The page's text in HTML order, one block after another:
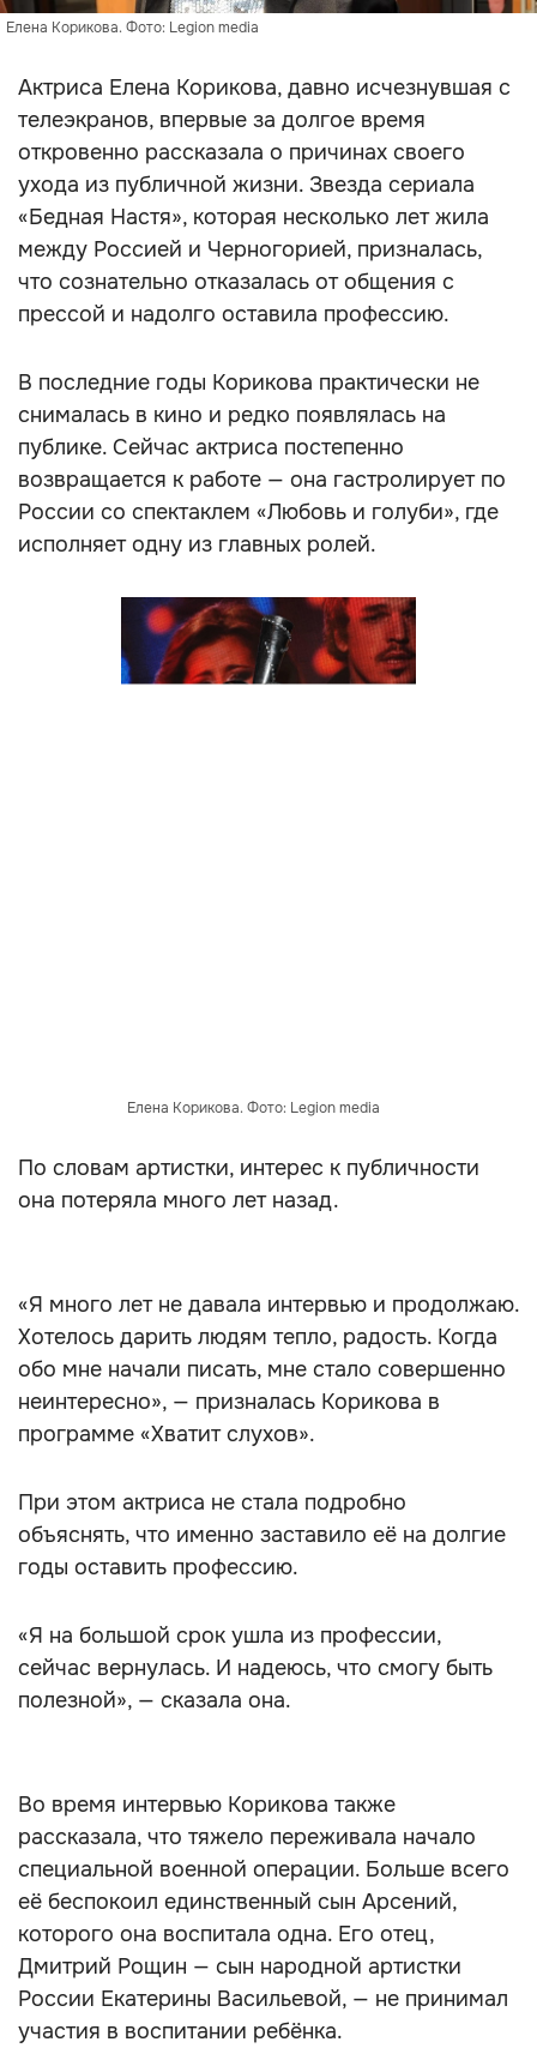
Елена Корикова. Фото: Legion media
Актриса Елена Корикова, давно исчезнувшая с
телеэкранов, впервые за долгое время
откровенно рассказала о причинах своего
ухода из публичной жизни. Звезда сериала
«Бедная Настя», которая несколько лет жила
между Россией и Черногорией, призналась,
что сознательно отказалась от общения с
прессой и надолго оставила профессию.
В последние годы Корикова практически не
снималась в кино и редко появлялась на
публике. Сейчас актриса постепенно
возвращается к работе — она гастролирует по
России со спектаклем «Любовь и голуби», где
исполняет одну из главных ролей.
Елена Корикова. Фото: Legion media
По словам артистки, интерес к публичности
она потеряла много лет назад.
«Я много лет не давала интервью и продолжаю.
Хотелось дарить людям тепло, радость. Когда
обо мне начали писать, мне стало совершенно
неинтересно», — призналась Корикова в
программе «Хватит слухов».
При этом актриса не стала подробно
объяснять, что именно заставило её на долгие
годы оставить профессию.
«Я на большой срок ушла из профессии,
сейчас вернулась. И надеюсь, что смогу быть
полезной», — сказала она.
Во время интервью Корикова также
рассказала, что тяжело переживала начало
специальной военной операции. Больше всего
её беспокоил единственный сын Арсений,
которого она воспитала одна. Его отец,
Дмитрий Рощин — сын народной артистки
России Екатерины Васильевой, — не принимал
участия в воспитании ребёнка.